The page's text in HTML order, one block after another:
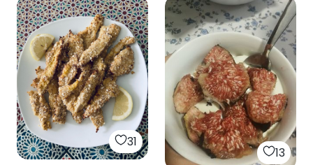
31
13